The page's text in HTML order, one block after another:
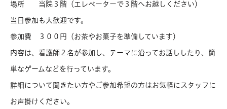
場所 当院３階（エレベーターで３階へお越しください）
当日参加も大歓迎です。
参加費 ３００円（お茶やお菓子を準備しています）
内容は、看護師２名が参加し、テーマに沿ってお話ししたり、簡
単なゲームなどを行っています。
詳細について聞きたい方やご参加希望の方はお気軽にスタッフに
お声掛けください。